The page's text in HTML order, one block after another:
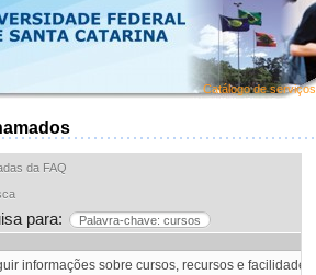
Catálogo de serviços
da FAQ
para:
Palavra-chave: cursos
informações sobre cursos, recursos e